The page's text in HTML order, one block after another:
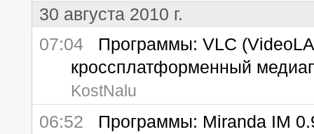
30 августа 2010 г.
07:04 Программы: VLC
кроссплатформенный
KostNalu
06:52 Программы: Miranda IM